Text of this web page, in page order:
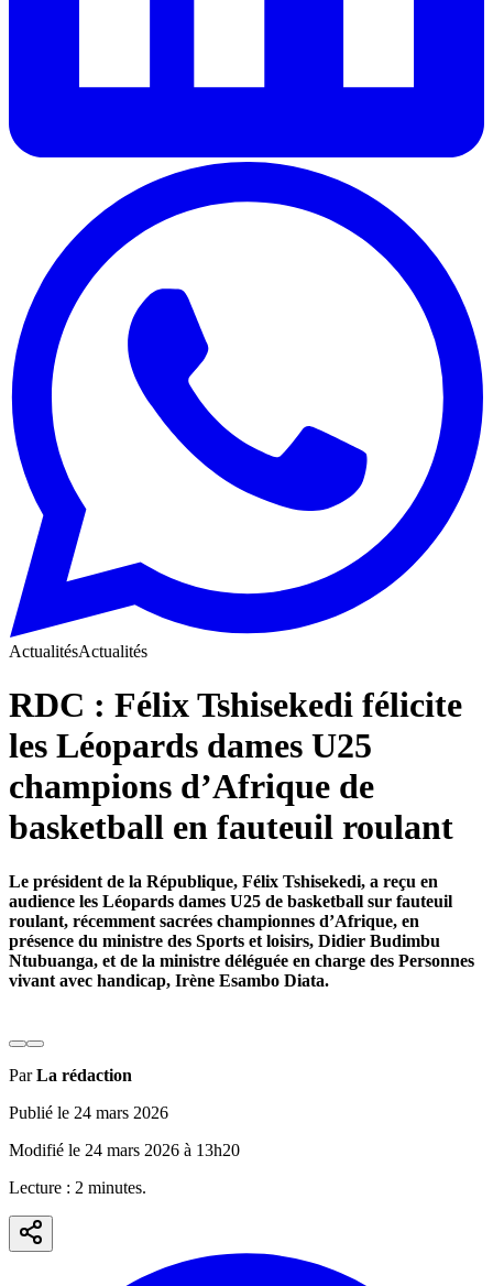
ActualitésActualités
RDC : Félix Tshisekedi félicite
les Léopards dames U25
champions d’Afrique de
basketball en fauteuil roulant
Le président de la République, Félix Tshisekedi, a reçu en
audience les Léopards dames U25 de basketball sur fauteuil
roulant, récemment sacrées championnes d’Afrique, en
présence du ministre des Sports et loisirs, Didier Budimbu
Ntubuanga, et de la ministre déléguée en charge des Personnes
vivant avec handicap, Irène Esambo Diata.
Par La rédaction
Publié le 24 mars 2026
Modifié le 24 mars 2026 à 13h20
Lecture : 2 minutes.